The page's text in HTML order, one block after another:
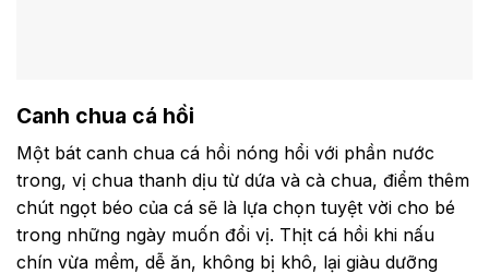
Canh chua cá hồi
Một bát canh chua cá hồi nóng hổi với phần nước
trong, vị chua thanh dịu từ dứa và cà chua, điểm thêm
chút ngọt béo của cá sẽ là lựa chọn tuyệt vời cho bé
trong những ngày muốn đổi vị. Thịt cá hồi khi nấu
chín vừa mềm, dễ ăn, không bị khô, lại giàu dưỡng